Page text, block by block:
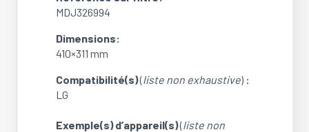
Artcool
18
AQNCO
MDJ326994
Dimensions:
410×311 mm
Compatibilité(s)(liste non exhaustive) :
LG
Exemple(s) d’appareil(s)(liste non